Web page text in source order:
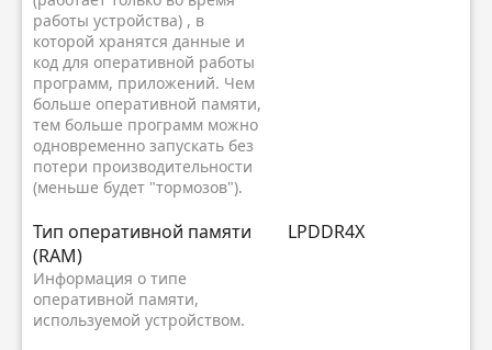
работы устройства) , в
которой хранятся данные и
код для оперативной работы
программ, приложений. Чем
больше оперативной памяти,
тем больше программ можно
одновременно запускать без
потери производительности
(меньше будет "тормозов").
Тип оперативной памяти
(RAM)
Информация о типе
оперативной памяти,
используемой устройством.
LPDDR4X